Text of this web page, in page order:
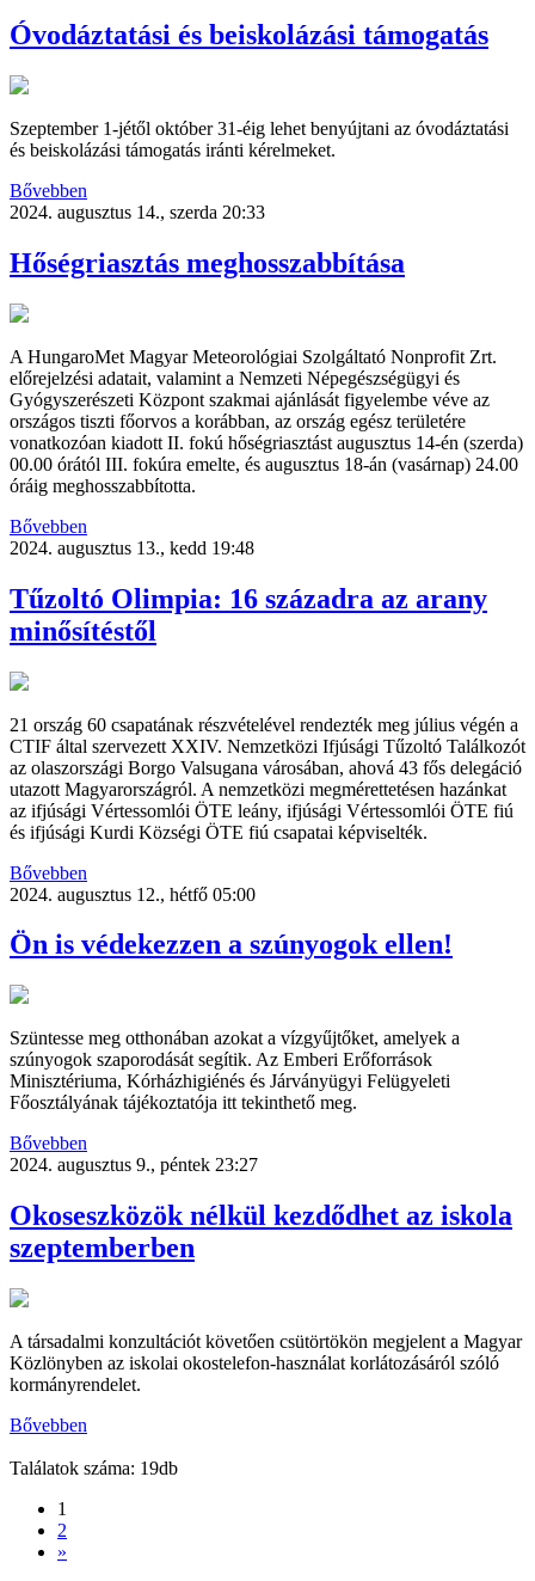
Óvodáztatási és beiskolázási támogatás
Szeptember 1-jétől október 31-éig lehet benyújtani az óvodáztatási
és beiskolázási támogatás iránti kérelmeket.
Bővebben
2024. augusztus 14., szerda 20:33
Hőségriasztás meghosszabbítása
A HungaroMet Magyar Meteorológiai Szolgáltató Nonprofit Zrt.
előrejelzési adatait, valamint a Nemzeti Népegészségügyi és
Gyógyszerészeti Központ szakmai ajánlását figyelembe véve az
országos tiszti főorvos a korábban, az ország egész területére
vonatkozóan kiadott II. fokú hőségriasztást augusztus 14-én (szerda)
00.00 órától III. fokúra emelte, és augusztus 18-án (vasárnap) 24.00
óráig meghosszabbította.
Bővebben
2024. augusztus 13., kedd 19:48
Tűzoltó Olimpia: 16 századra az arany
minősítéstől
21 ország 60 csapatának részvételével rendezték meg július végén a
CTIF által szervezett XXIV. Nemzetközi Ifjúsági Tűzoltó Találkozót
az olaszországi Borgo Valsugana városában, ahová 43 fős delegáció
utazott Magyarországról. A nemzetközi megmérettetésen hazánkat
az ifjúsági Vértessomlói ÖTE leány, ifjúsági Vértessomlói ÖTE fiú
és ifjúsági Kurdi Községi ÖTE fiú csapatai képviselték.
Bővebben
2024. augusztus 12., hétfő 05:00
Ön is védekezzen a szúnyogok ellen!
Szüntesse meg otthonában azokat a vízgyűjtőket, amelyek a
szúnyogok szaporodását segítik. Az Emberi Erőforrások
Minisztériuma, Kórházhigiénés és Járványügyi Felügyeleti
Főosztályának tájékoztatója itt tekinthető meg.
Bővebben
2024. augusztus 9., péntek 23:27
Okoseszközök nélkül kezdődhet az iskola
szeptemberben
A társadalmi konzultációt követően csütörtökön megjelent a Magyar
Közlönyben az iskolai okostelefon-használat korlátozásáról szóló
kormányrendelet.
Bővebben
Találatok száma: 19db
1
2
»